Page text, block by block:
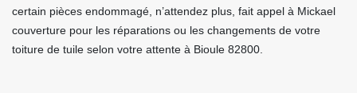
certain pièces endommagé, n’attendez plus, fait appel à Mickael
couverture pour les réparations ou les changements de votre
toiture de tuile selon votre attente à Bioule 82800.